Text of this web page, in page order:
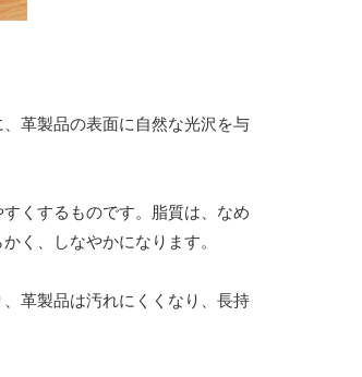
、革製品の表面に自然な光沢を与
くするものです。脂質は、なめ
く、しなやかになります。
革製品は汚れにくくなり、長持